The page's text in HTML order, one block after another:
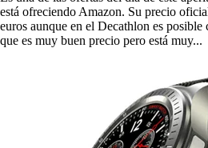
está ofreciendo Amazon. Su precio
euros aunque en el Decathlon es
que es muy buen precio pero está muy...